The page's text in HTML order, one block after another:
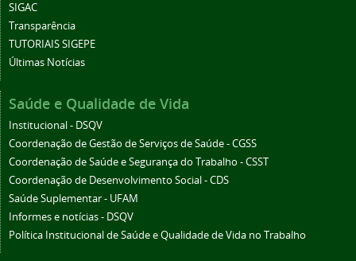
SIGAC
Transparência
TUTORIAIS SIGEPE
Últimas Notícias
Saúde e Qualidade de Vida
Institucional - DSQV
Coordenação de Gestão de Serviços de Saúde - CGSS
Coordenação de Saúde e Segurança do Trabalho - CSST
Coordenação de Desenvolvimento Social - CDS
Saúde Suplementar - UFAM
Informes e notícias - DSQV
Política Institucional de Saúde e Qualidade de Vida no Trabalho